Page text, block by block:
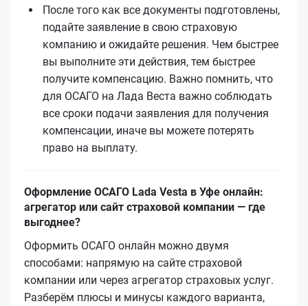
После того как все документы подготовлены,
подайте заявление в свою страховую
компанию и ожидайте решения. Чем быстрее
вы выполните эти действия, тем быстрее
получите компенсацию. Важно помнить, что
для ОСАГО на Лада Веста важно соблюдать
все сроки подачи заявления для получения
компенсации, иначе вы можете потерять
право на выплату.
Оформление ОСАГО Lada Vesta в Уфе онлайн:
агрегатор или сайт страховой компании — где
выгоднее?
Оформить ОСАГО онлайн можно двумя
способами: напрямую на сайте страховой
компании или через агрегатор страховых услуг.
Разберём плюсы и минусы каждого варианта,